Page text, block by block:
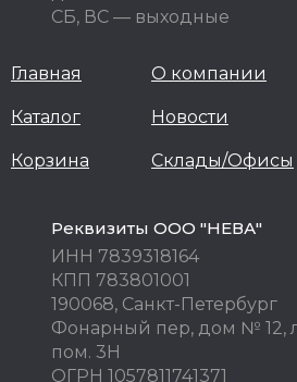
СБ, ВС — выходные
Главная
Каталог
Корзина
О компании
Новости
Склады/Офисы
Реквизиты ООО "НЕВА"
ИНН 7839318164
КПП 783801001
190068, Санкт-Петербург
Фонарный пер, дом № 12,
пом. 3Н
ОГРН 1057811741371